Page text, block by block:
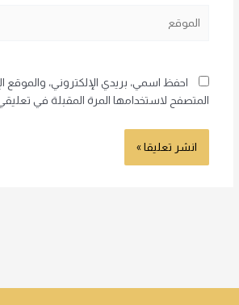
احفظ اسمي، بريدي الإلكتروني، والموقع
المتصفح لاستخدامها المرة المقبلة في